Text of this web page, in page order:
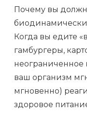
Почему вы
Когда вы едите
гамбургеры,
ваш организм
мгновенно)
здоровое